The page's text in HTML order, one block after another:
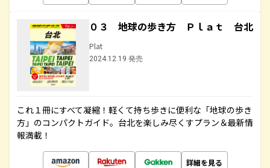
０３ 地球の歩き方 Ｐｌａｔ 台北
Plat
2024.12.19 発売
これ１冊にすべて凝縮！軽くて持ち歩きに便利な「地球の歩き
方」のコンパクトガイド。台北を楽しみ尽くすプラン＆最新情
報満載！
詳細を見る